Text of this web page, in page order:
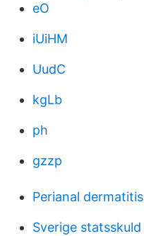
eO
iUiHM
UudC
kgLb
ph
gzzp
Perianal
Sverige